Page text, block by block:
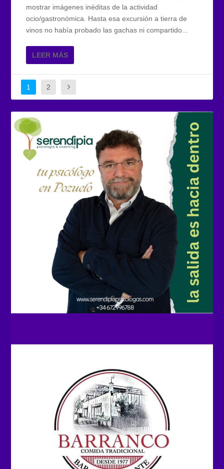
mostrar imágenes inéditas de la actividad
ocio/gastronómica. Hasta esa excursión a tierra de
vinos no había probado las gachas ni compartido...
LEER MÁS
1 2